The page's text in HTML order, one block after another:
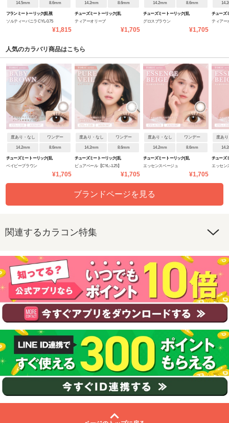
14.5mm 8.6mm
フランミー トーリック(乱視
ソルティーバニラ CYL-0.75
¥1,815
14.2mm 8.6mm
チューズミー トーリック(乱
ティアーオリーブ
¥1,705
14.2mm 8.6mm
チューズミー トーリック(乱
グロスブラウン
¥1,705
チューズ
ティアー
人気のカラバリ商品はこちら
度あり・なし ワンデー
14.2mm 8.6mm
チューズミー トーリック(乱
ベイビーブラウン
¥1,705
度あり・なし ワンデー
14.2mm 8.6mm
チューズミー トーリック(乱
ピュアベール【CYL:-1.25】
¥1,705
度あり・なし ワンデー
14.2mm 8.6mm
チューズミー トーリック(乱
エッセンスベージュ
¥1,705
度あ
チューズ
エッセン
ブランドページを見る
関連するカラコン特集